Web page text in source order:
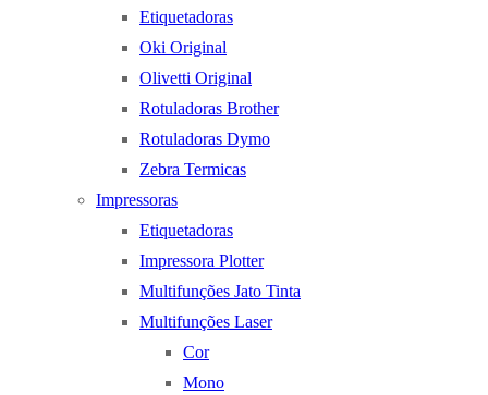
Etiquetadoras
Oki Original
Olivetti Original
Rotuladoras Brother
Rotuladoras Dymo
Zebra Termicas
Impressoras
Etiquetadoras
Impressora Plotter
Multifunções Jato Tinta
Multifunções Laser
Cor
Mono